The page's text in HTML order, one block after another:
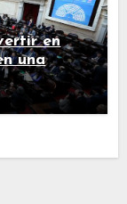
en
una